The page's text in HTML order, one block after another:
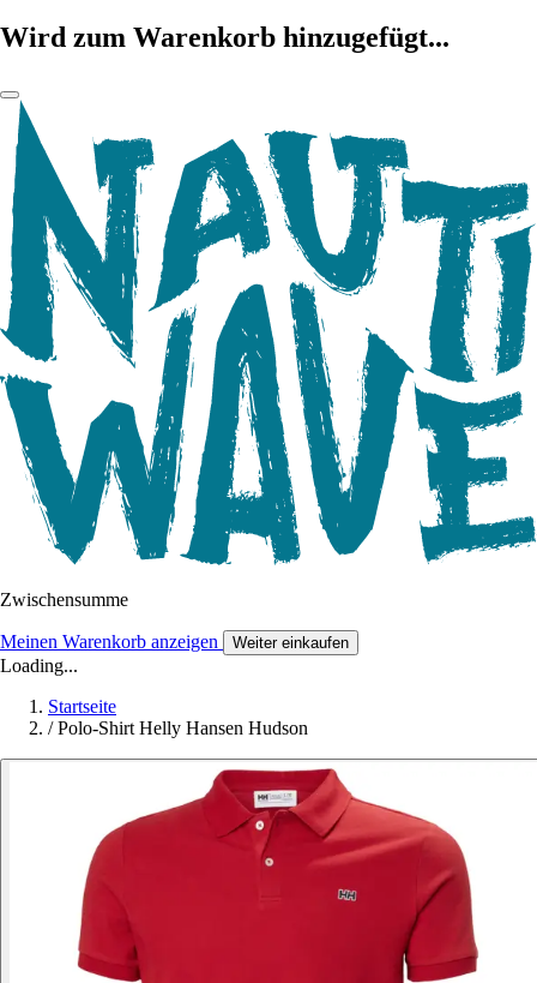
Wird zum Warenkorb hinzugefügt...
Zwischensumme
Meinen Warenkorb anzeigen Weiter einkaufen
Loading...
Startseite
/ Polo-Shirt Helly Hansen Hudson